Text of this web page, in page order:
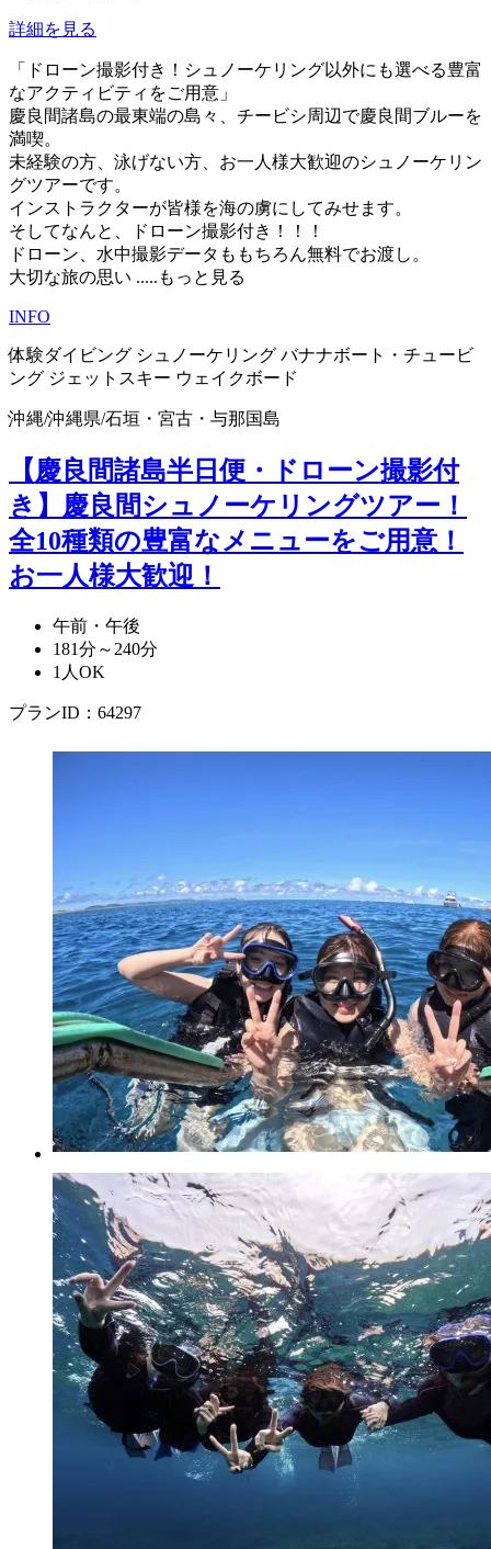
詳細を見る
「ドローン撮影付き！シュノーケリング以外にも選べる豊富
なアクティビティをご用意」
慶良間諸島の最東端の島々、チービシ周辺で慶良間ブルーを
満喫。
未経験の方、泳げない方、お一人様大歓迎のシュノーケリン
グツアーです。
インストラクターが皆様を海の虜にしてみせます。
そしてなんと、ドローン撮影付き！！！
ドローン、水中撮影データももちろん無料でお渡し。
大切な旅の思い .....もっと見る
INFO
体験ダイビング シュノーケリング バナナボート・チュービ
ング ジェットスキー ウェイクボード
沖縄/沖縄県/石垣・宮古・与那国島
【慶良間諸島半日便・ドローン撮影付
き】慶良間シュノーケリングツアー！
全10種類の豊富なメニューをご用意！
お一人様大歓迎！
午前・午後
181分～240分
1人OK
プランID：64297